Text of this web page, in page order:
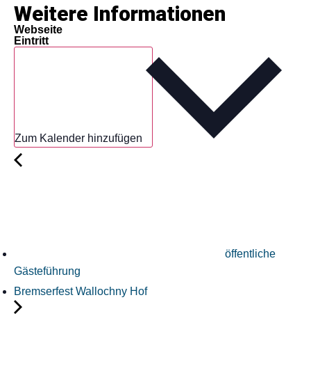
Weitere Informationen
Webseite
Eintritt
Zum Kalender hinzufügen
öffentliche
Gästeführung
Bremserfest Wallochny Hof